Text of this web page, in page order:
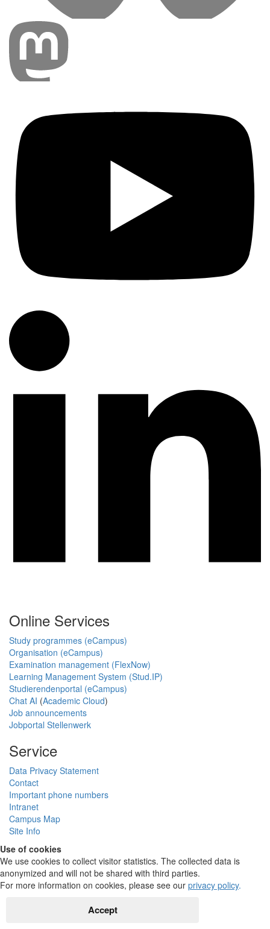
Online Services
Study programmes (eCampus)
Organisation (eCampus)
Examination management (FlexNow)
Learning Management System (Stud.IP)
Studierendenportal (eCampus)
Chat AI (Academic Cloud)
Job announcements
Jobportal Stellenwerk
Service
Data Privacy Statement
Contact
Important phone numbers
Intranet
Campus Map
Site Info
Use of cookies
We use cookies to collect visitor statistics. The collected data is
anonymized and will not be shared with third parties.
For more information on cookies, please see our privacy policy.
Accept